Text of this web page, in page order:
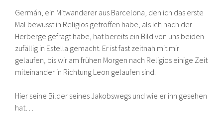
Germán, ein Mitwanderer aus Barcelona, den ich das erste
Mal bewusst in Religios getroffen habe, als ich nach der
Herberge gefragt habe, hat bereits ein Bild von uns beiden
zufällig in Estella gemacht. Er ist fast zeitnah mit mir
gelaufen, bis wir am frühen Morgen nach Religios einige Zeit
miteinander in Richtung Leon gelaufen sind.
Hier seine Bilder seines Jakobswegs und wie er ihn gesehen
hat…